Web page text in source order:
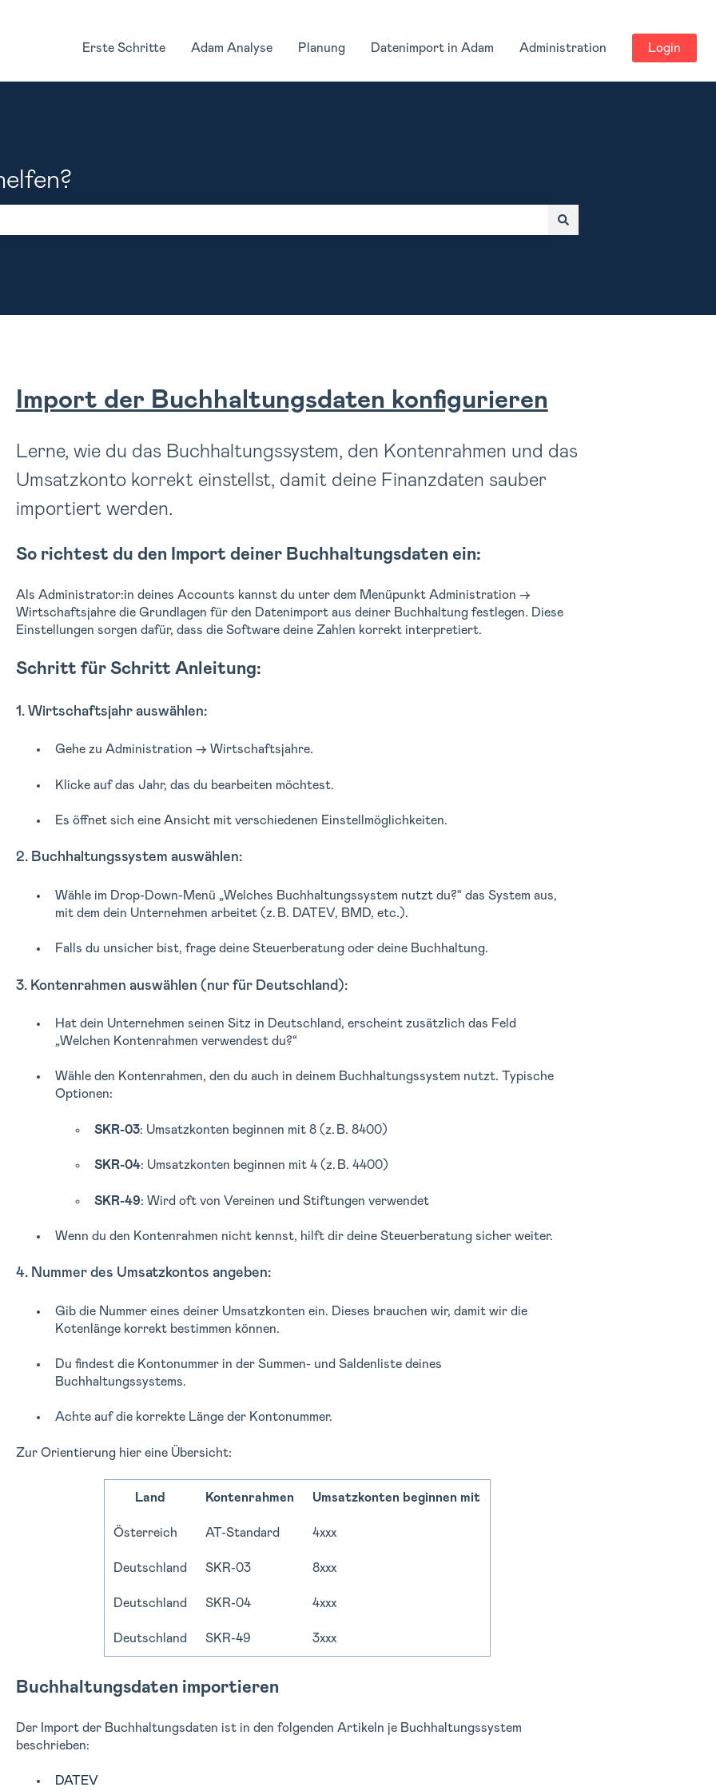
Erste Schritte Adam Analyse Planung Datenimport in Adam Administration Login
Import der Buchhaltungsdaten konfigurieren
Lerne, wie du das Buchhaltungssystem, den Kontenrahmen und das
Umsatzkonto korrekt einstellst, damit deine Finanzdaten sauber
importiert werden.
So richtest du den Import deiner Buchhaltungsdaten ein:
Als Administrator:in deines Accounts kannst du unter dem Menüpunkt Administration →
Wirtschaftsjahre die Grundlagen für den Datenimport aus deiner Buchhaltung festlegen. Diese
Einstellungen sorgen dafür, dass die Software deine Zahlen korrekt interpretiert.
Schritt für Schritt Anleitung:
1. Wirtschaftsjahr auswählen:
Gehe zu Administration → Wirtschaftsjahre.
Klicke auf das Jahr, das du bearbeiten möchtest.
Es öffnet sich eine Ansicht mit verschiedenen Einstellmöglichkeiten.
2. Buchhaltungssystem auswählen:
Wähle im Drop-Down-Menü „Welches Buchhaltungssystem nutzt du?“ das System aus,
mit dem dein Unternehmen arbeitet (z. B. DATEV, BMD, etc.).
Falls du unsicher bist, frage deine Steuerberatung oder deine Buchhaltung.
3. Kontenrahmen auswählen (nur für Deutschland):
Hat dein Unternehmen seinen Sitz in Deutschland, erscheint zusätzlich das Feld
„Welchen Kontenrahmen verwendest du?“
Wähle den Kontenrahmen, den du auch in deinem Buchhaltungssystem nutzt. Typische
Optionen:
SKR-03: Umsatzkonten beginnen mit 8 (z. B. 8400)
SKR-04: Umsatzkonten beginnen mit 4 (z. B. 4400)
SKR-49: Wird oft von Vereinen und Stiftungen verwendet
Wenn du den Kontenrahmen nicht kennst, hilft dir deine Steuerberatung sicher weiter.
4. Nummer des Umsatzkontos angeben:
Gib die Nummer eines deiner Umsatzkonten ein. Dieses brauchen wir, damit wir die
Kotenlänge korrekt bestimmen können.
Du findest die Kontonummer in der Summen- und Saldenliste deines
Buchhaltungssystems.
Achte auf die korrekte Länge der Kontonummer.
Zur Orientierung hier eine Übersicht:
Land Kontenrahmen Umsatzkonten beginnen mit
Österreich AT-Standard 4xxx
Deutschland SKR-03 8xxx
Deutschland SKR-04 4xxx
Deutschland SKR-49 3xxx
Buchhaltungsdaten importieren
Der Import der Buchhaltungsdaten ist in den folgenden Artikeln je Buchhaltungssystem
beschrieben:
DATEV